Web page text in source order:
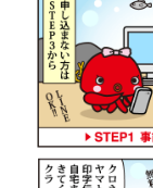
ダイワ 22 イ
DH ベイトリ
釣具買取クー
turi20260706
ダイワ 22 イ
ベイトリー
釣具買取クー